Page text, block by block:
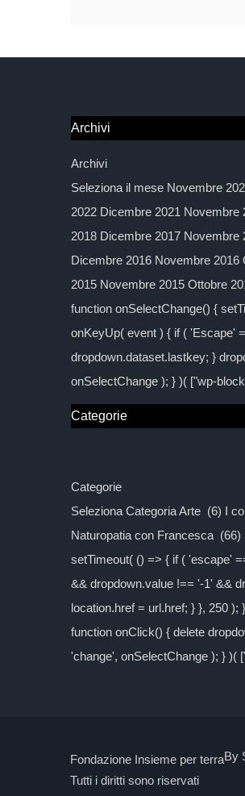
Archivi
Archivi
Seleziona il mese Novembre
2022 Dicembre 2021 Novembre
2018 Dicembre 2017 Novembre
Dicembre 2016 Novembre 2016
2015 Novembre 2015 Ottobre
function onSelectChange() {
onKeyUp( event ) { if ( 'Escape'
dropdown.dataset.lastkey; }
onSelectChange ); } )( ["wp-
Categorie
Categorie
Seleziona Categoria Arte (6) I
Naturopatia con Francesca
setTimeout( () => { if ( 'escape'
&& dropdown.value !== '-1' &&
location.href = url.href; } }, 250
function onClick() { delete
'change', onSelectChange ); } )(
Fondazione Insieme per terra
Tutti i diritti sono riservati
By